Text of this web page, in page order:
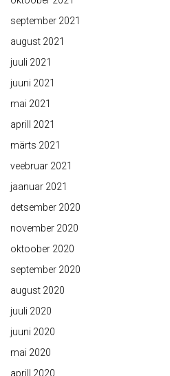
september 2021
august 2021
juuli 2021
juuni 2021
mai 2021
aprill 2021
märts 2021
veebruar 2021
jaanuar 2021
detsember 2020
november 2020
oktoober 2020
september 2020
august 2020
juuli 2020
juuni 2020
mai 2020
aprill 2020